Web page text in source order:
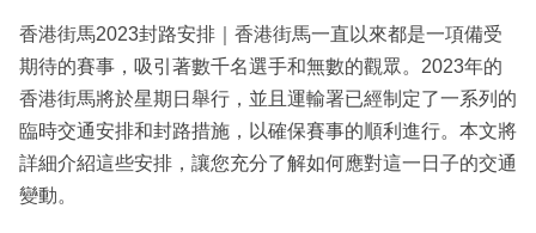
專
區
香港街馬2023封路安排｜香港街馬一直以來都是一項備受
期待的賽事，吸引著數千名選手和無數的觀眾。2023年的
香港街馬將於星期日舉行，並且運輸署已經制定了一系列的
臨時交通安排和封路措施，以確保賽事的順利進行。本文將
詳細介紹這些安排，讓您充分了解如何應對這一日子的交通
變動。